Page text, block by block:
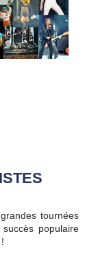
tournées
succès populaire